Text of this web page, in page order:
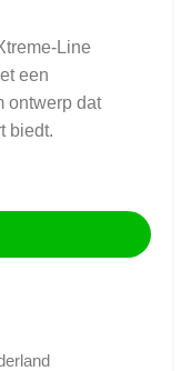
Line
een
ontwerp dat
biedt.
aantal